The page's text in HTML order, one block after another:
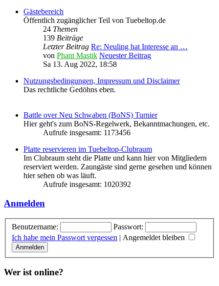
Gästebereich
Öffentlich zugänglicher Teil von Tuebeltop.de
24 Themen
139 Beiträge
Letzter Beitrag Re: Neuling hat Interesse an …
von Phant Mastik Neuester Beitrag
Sa 13. Aug 2022, 18:58
Nutzungsbedingungen, Impressum und Disclaimer
Das rechtliche Gedöhns eben.
Battle over Neu Schwaben (BoNS) Turnier
Hier geht's zum BoNS-Regelwerk, Bekanntmachungen, etc.
Aufrufe insgesamt: 1173456
Platte reservieren im Tuebeltop-Clubraum
Im Clubraum steht die Platte und kann hier von Mitgliedern
reserviert werden. Zaungäste sind gerne gesehen und können
hier sehen ob was läuft.
Aufrufe insgesamt: 1020392
Anmelden
Benutzername:
Passwort:
Ich habe mein Passwort vergessen | Angemeldet bleiben
Wer ist online?